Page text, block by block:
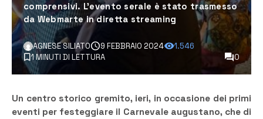
comprensivi. L'evento serale è stato trasmesso
da Webmarte in diretta streaming
AGNESE SILIATO 9 FEBBRAIO 2024
1.546
1 MINUTI DI LETTURA
0
Un centro storico gremito, ieri, in occasione dei primi
eventi per festeggiare il Carnevale augustano, che di